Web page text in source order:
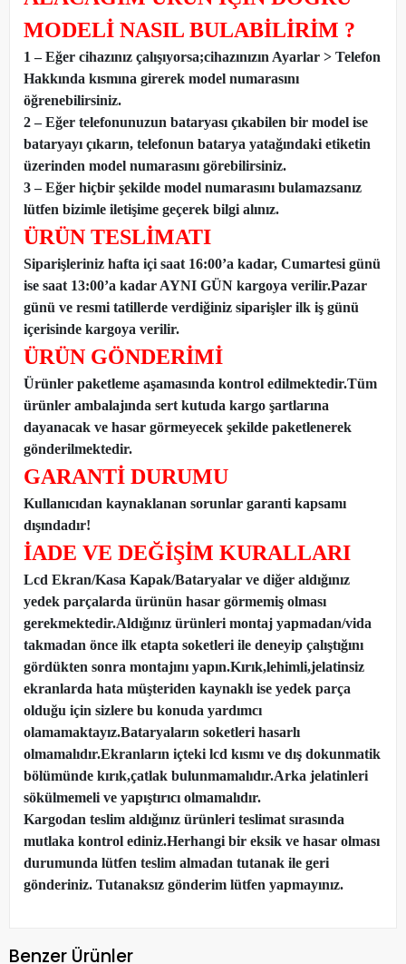
MODELİ NASIL BULABİLİRİM ?
1 – Eğer cihazınız çalışıyorsa;cihazınızın Ayarlar > Telefon
Hakkında kısmına girerek model numarasını
öğrenebilirsiniz.
2 – Eğer telefonunuzun bataryası çıkabilen bir model ise
bataryayı çıkarın, telefonun batarya yatağındaki etiketin
üzerinden model numarasını görebilirsiniz.
3 – Eğer hiçbir şekilde model numarasını bulamazsanız
lütfen bizimle iletişime geçerek bilgi alınız.
ÜRÜN TESLİMATI
Siparişleriniz hafta içi saat 16:00’a kadar, Cumartesi günü
ise saat 13:00’a kadar AYNI GÜN kargoya verilir.Pazar
günü ve resmi tatillerde verdiğiniz siparişler ilk iş günü
içerisinde kargoya verilir.
ÜRÜN GÖNDERİMİ
Ürünler paketleme aşamasında kontrol edilmektedir.Tüm
ürünler ambalajında sert kutuda kargo şartlarına
dayanacak ve hasar görmeyecek şekilde paketlenerek
gönderilmektedir.
GARANTİ DURUMU
Kullanıcıdan kaynaklanan sorunlar garanti kapsamı
dışındadır!
İADE VE DEĞİŞİM KURALLARI
Lcd Ekran/Kasa Kapak/Bataryalar ve diğer aldığınız
yedek parçalarda ürünün hasar görmemiş olması
gerekmektedir.Aldığınız ürünleri montaj yapmadan/vida
takmadan önce ilk etapta soketleri ile deneyip çalıştığını
gördükten sonra montajını yapın.Kırık,lehimli,jelatinsiz
ekranlarda hata müşteriden kaynaklı ise yedek parça
olduğu için sizlere bu konuda yardımcı
olamamaktayız.Bataryaların soketleri hasarlı
olmamalıdır.Ekranların içteki lcd kısmı ve dış dokunmatik
bölümünde kırık,çatlak bulunmamalıdır.Arka jelatinleri
sökülmemeli ve yapıştırıcı olmamalıdır.
Kargodan teslim aldığınız ürünleri teslimat sırasında
mutlaka kontrol ediniz.Herhangi bir eksik ve hasar olması
durumunda lütfen teslim almadan tutanak ile geri
gönderiniz. Tutanaksız gönderim lütfen yapmayınız.
Benzer Ürünler